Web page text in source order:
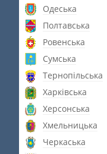
Одеська
Полтавська
Ровенська
Сумська
Тернопільська
Харківська
Херсонська
Хмельницька
Черкаська